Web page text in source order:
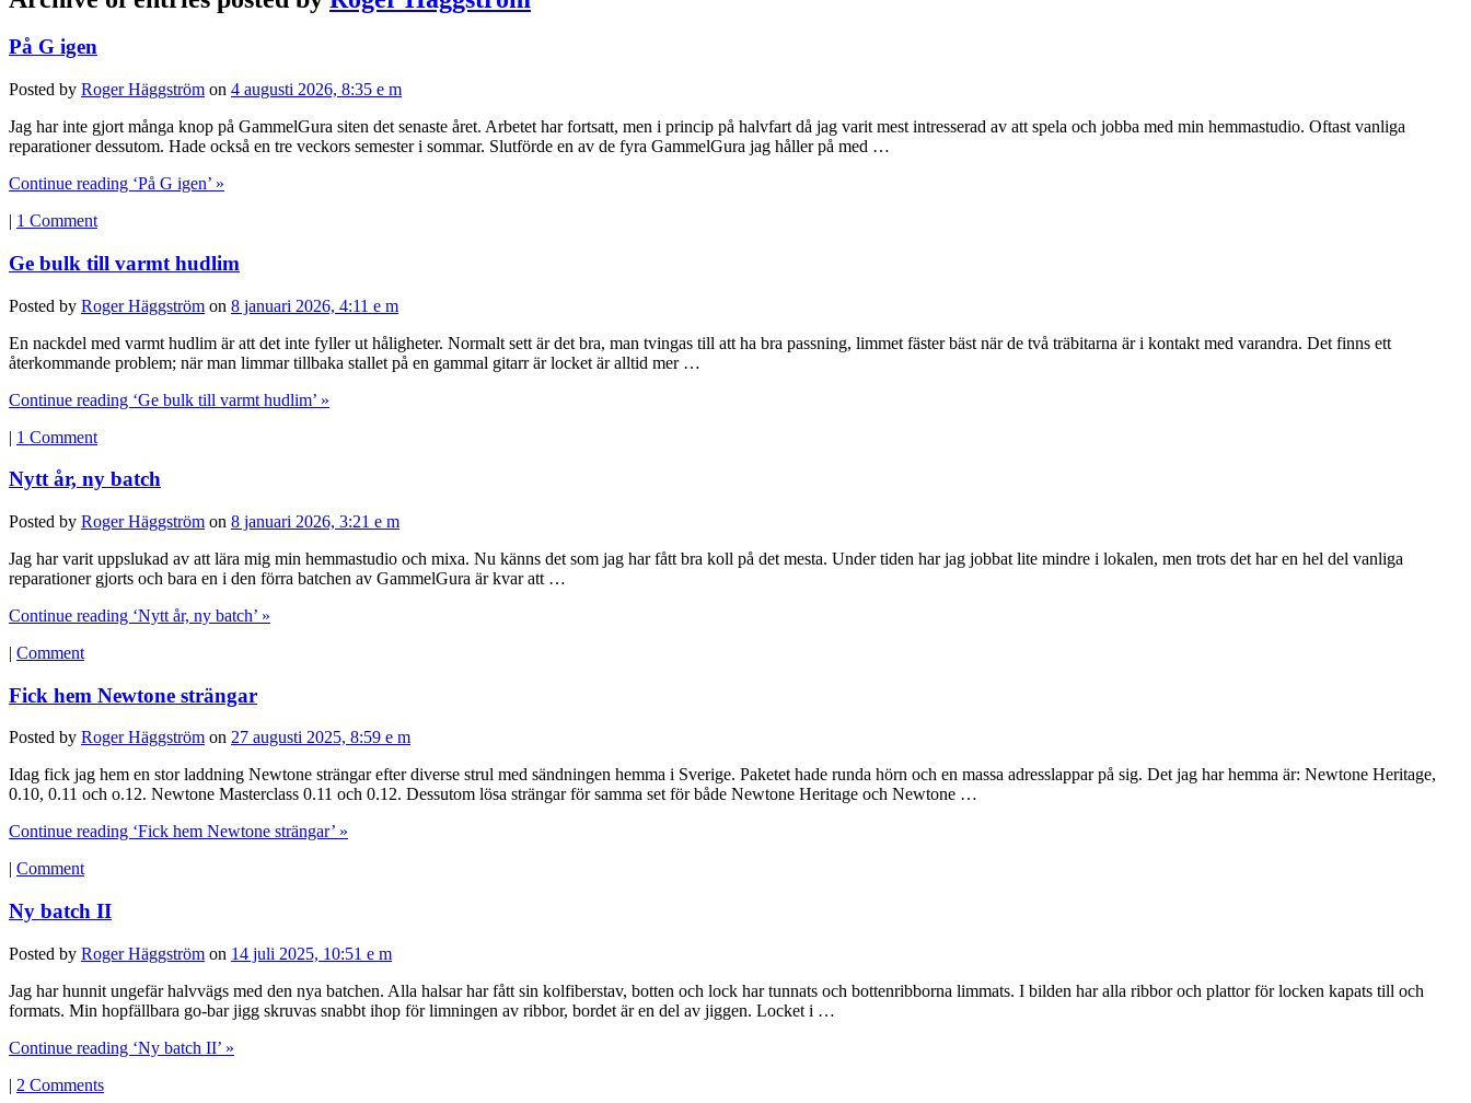
På G igen
Posted by Roger Häggström on 4 augusti 2026, 8:35 e m
Jag har inte gjort många knop på GammelGura siten det senaste året. Arbetet har fortsatt, men i princip på halvfart då jag varit mest intresserad av att spela och jobba med min hemmastudio. Oftast vanliga
reparationer dessutom. Hade också en tre veckors semester i sommar. Slutförde en av de fyra GammelGura jag håller på med …
Continue reading ‘På G igen’ »
| 1 Comment
Ge bulk till varmt hudlim
Posted by Roger Häggström on 8 januari 2026, 4:11 e m
En nackdel med varmt hudlim är att det inte fyller ut håligheter. Normalt sett är det bra, man tvingas till att ha bra passning, limmet fäster bäst när de två träbitarna är i kontakt med varandra. Det finns ett
återkommande problem; när man limmar tillbaka stallet på en gammal gitarr är locket är alltid mer …
Continue reading ‘Ge bulk till varmt hudlim’ »
| 1 Comment
Nytt år, ny batch
Posted by Roger Häggström on 8 januari 2026, 3:21 e m
Jag har varit uppslukad av att lära mig min hemmastudio och mixa. Nu känns det som jag har fått bra koll på det mesta. Under tiden har jag jobbat lite mindre i lokalen, men trots det har en hel del vanliga
reparationer gjorts och bara en i den förra batchen av GammelGura är kvar att …
Continue reading ‘Nytt år, ny batch’ »
| Comment
Fick hem Newtone strängar
Posted by Roger Häggström on 27 augusti 2025, 8:59 e m
Idag fick jag hem en stor laddning Newtone strängar efter diverse strul med sändningen hemma i Sverige. Paketet hade runda hörn och en massa adresslappar på sig. Det jag har hemma är: Newtone Heritage,
0.10, 0.11 och o.12. Newtone Masterclass 0.11 och 0.12. Dessutom lösa strängar för samma set för både Newtone Heritage och Newtone …
Continue reading ‘Fick hem Newtone strängar’ »
| Comment
Ny batch II
Posted by Roger Häggström on 14 juli 2025, 10:51 e m
Jag har hunnit ungefär halvvägs med den nya batchen. Alla halsar har fått sin kolfiberstav, botten och lock har tunnats och bottenribborna limmats. I bilden har alla ribbor och plattor för locken kapats till och
formats. Min hopfällbara go-bar jigg skruvas snabbt ihop för limningen av ribbor, bordet är en del av jiggen. Locket i …
Continue reading ‘Ny batch II’ »
| 2 Comments